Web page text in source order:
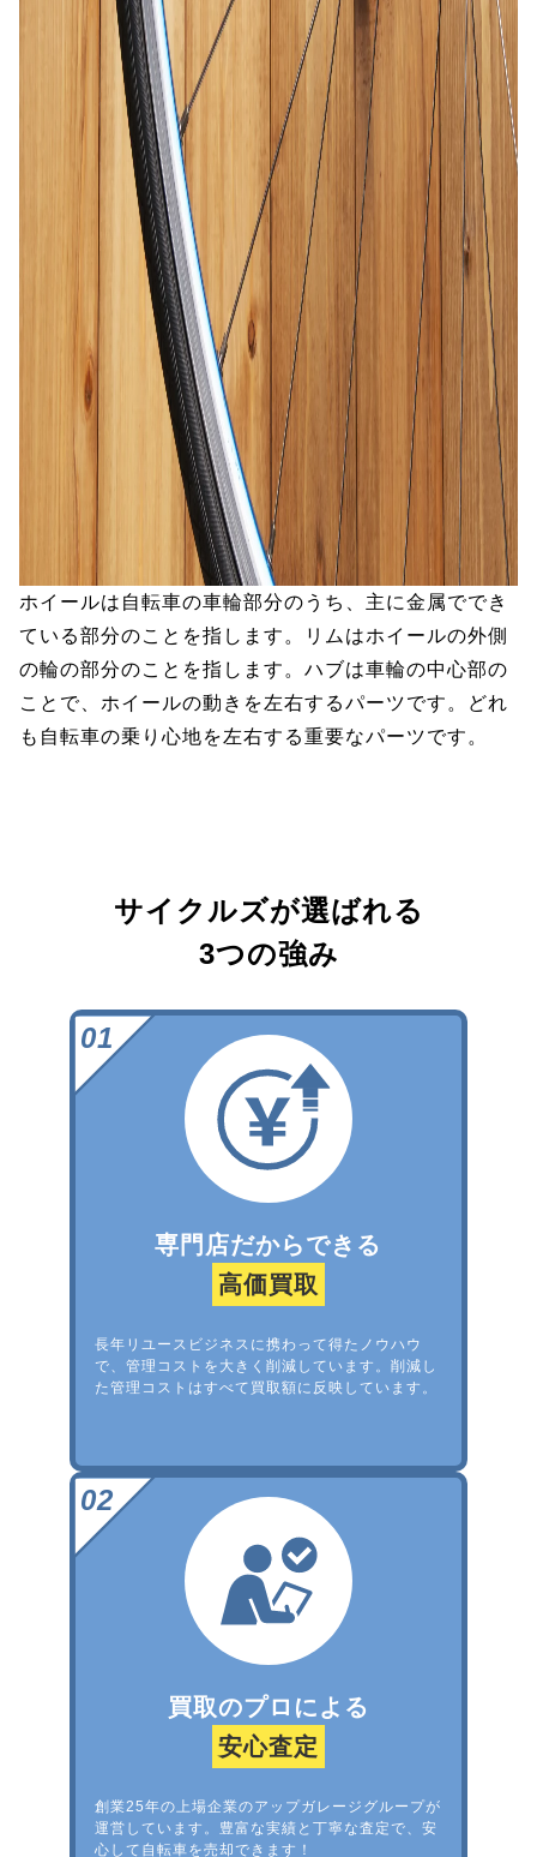
ホイールは自転車の車輪部分のうち、主に金属ででき
ている部分のことを指します。リムはホイールの外側
の輪の部分のことを指します。ハブは車輪の中心部の
ことで、ホイールの動きを左右するパーツです。どれ
も自転車の乗り心地を左右する重要なパーツです。
サイクルズが選ばれる
3つの強み
専門店だからできる
高価買取
長年リユースビジネスに携わって得たノウハウ
で、管理コストを大きく削減しています。削減し
た管理コストはすべて買取額に反映しています。
買取のプロによる
安心査定
創業25年の上場企業のアップガレージグループが
運営しています。豊富な実績と丁寧な査定で、安
心して自転車を売却できます！